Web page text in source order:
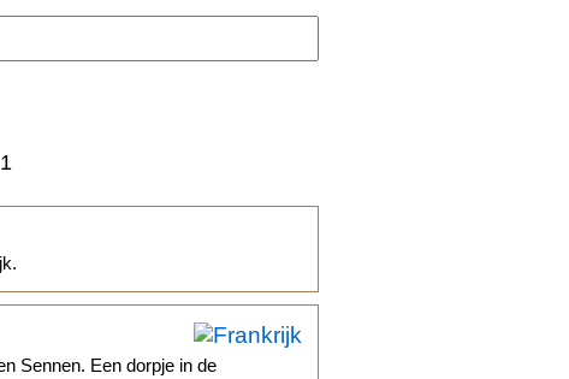
Sennen. Een dorpje in de